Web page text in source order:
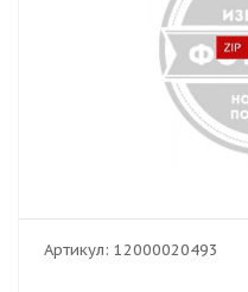
Артикул: 12000020493